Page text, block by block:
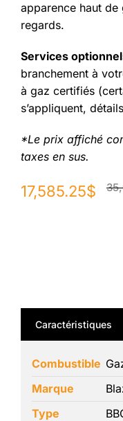
apparence haut
regards.
Services
branchement à
à gaz certifiés
s’appliquent,
*Le prix affiché
taxes en sus.
Le
17,585.25$
Le
Caractéristiques
Combustible
Marque
Type